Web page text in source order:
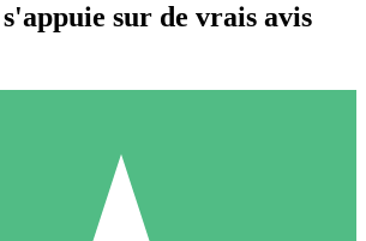
de Crédits Individuels
sur de vrais avis